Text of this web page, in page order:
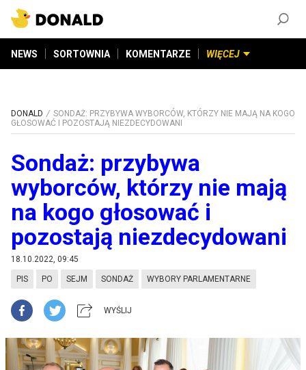
NEWS SORTOWNIA KOMENTARZE WIĘCEJ
DONALD
SONDAŻ: PRZYBYWA WYBORCÓW, KTÓRZY NIE MAJĄ NA KOGO
GŁOSOWAĆ I POZOSTAJĄ NIEZDECYDOWANI
Sondaż: przybywa
wyborców, którzy nie mają
na kogo głosować i
pozostają niezdecydowani
18.10.2022, 09:45
PIS PO SEJM SONDAŻ WYBORY PARLAMENTARNE
WYŚLIJ